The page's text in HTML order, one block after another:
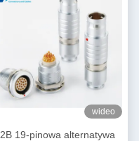
wideo
2B 19-pinowa alternatywa